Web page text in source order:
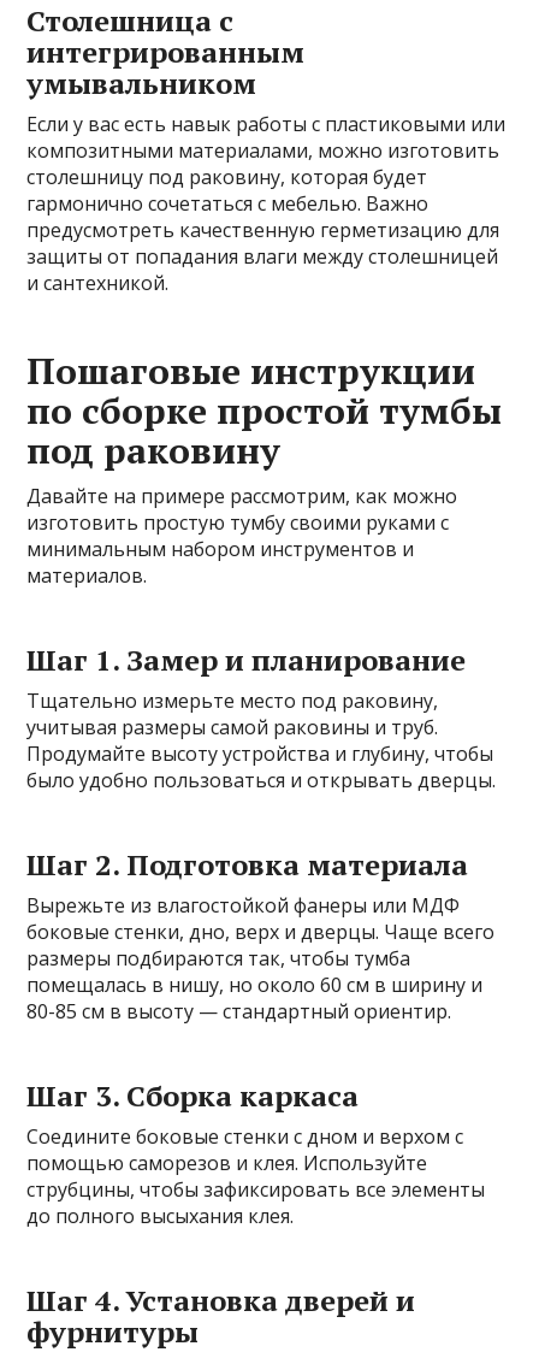
Столешница с
интегрированным
умывальником
Если у вас есть навык работы с пластиковыми или
композитными материалами, можно изготовить
столешницу под раковину, которая будет
гармонично сочетаться с мебелью. Важно
предусмотреть качественную герметизацию для
защиты от попадания влаги между столешницей
и сантехникой.
Пошаговые инструкции
по сборке простой тумбы
под раковину
Давайте на примере рассмотрим, как можно
изготовить простую тумбу своими руками с
минимальным набором инструментов и
материалов.
Шаг 1. Замер и планирование
Тщательно измерьте место под раковину,
учитывая размеры самой раковины и труб.
Продумайте высоту устройства и глубину, чтобы
было удобно пользоваться и открывать дверцы.
Шаг 2. Подготовка материала
Вырежьте из влагостойкой фанеры или МДФ
боковые стенки, дно, верх и дверцы. Чаще всего
размеры подбираются так, чтобы тумба
помещалась в нишу, но около 60 см в ширину и
80-85 см в высоту — стандартный ориентир.
Шаг 3. Сборка каркаса
Соедините боковые стенки с дном и верхом с
помощью саморезов и клея. Используйте
струбцины, чтобы зафиксировать все элементы
до полного высыхания клея.
Шаг 4. Установка дверей и
фурнитуры